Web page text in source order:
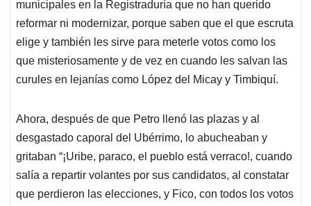
municipales en la Registraduría que no han querido
reformar ni modernizar, porque saben que el que escruta
elige y también les sirve para meterle votos como los
que misteriosamente y de vez en cuando les salvan las
curules en lejanías como López del Micay y Timbiquí.
Ahora, después de que Petro llenó las plazas y al
desgastado caporal del Ubérrimo, lo abucheaban y
gritaban “¡Uribe, paraco, el pueblo está verraco!, cuando
salía a repartir volantes por sus candidatos, al constatar
que perdieron las elecciones, y Fico, con todos los votos